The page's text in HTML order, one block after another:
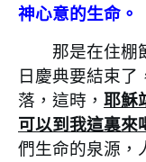
神心意的生命。
那是在住棚節
日慶典要結束了
落，這時， 耶穌
可以到我這裏來
們生命的泉源，